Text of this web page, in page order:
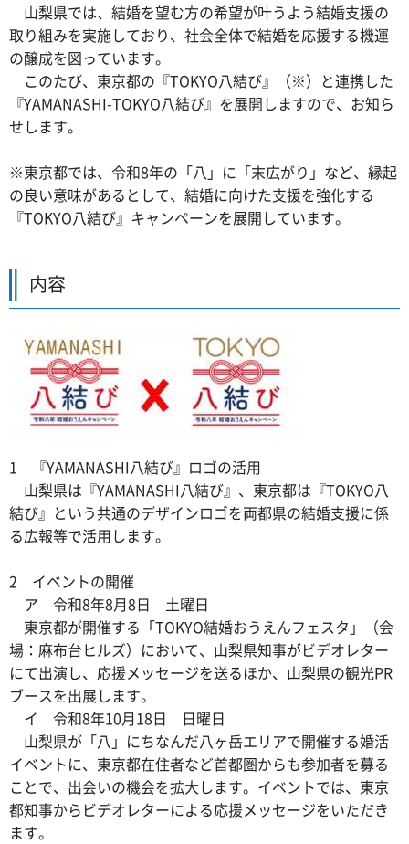
山梨県では、結婚を望む方の希望が叶うよう結婚支援の
取り組みを実施しており、社会全体で結婚を応援する機運
の醸成を図っています。
このたび、東京都の『TOKYO八結び』（※）と連携した
『YAMANASHI-TOKYO八結び』を展開しますので、お知ら
せします。
※東京都では、令和8年の「八」に「末広がり」など、縁起
の良い意味があるとして、結婚に向けた支援を強化する
『TOKYO八結び』キャンペーンを展開しています。
内容
1 『YAMANASHI八結び』ロゴの活用
山梨県は『YAMANASHI八結び』、東京都は『TOKYO八
結び』という共通のデザインロゴを両都県の結婚支援に係
る広報等で活用します。
2 イベントの開催
ア 令和8年8月8日 土曜日
東京都が開催する「TOKYO結婚おうえんフェスタ」（会
場：麻布台ヒルズ）において、山梨県知事がビデオレター
にて出演し、応援メッセージを送るほか、山梨県の観光PR
ブースを出展します。
イ 令和8年10月18日 日曜日
山梨県が「八」にちなんだ八ヶ岳エリアで開催する婚活
イベントに、東京都在住者など首都圏からも参加者を募る
ことで、出会いの機会を拡大します。イベントでは、東京
都知事からビデオレターによる応援メッセージをいただき
ます。